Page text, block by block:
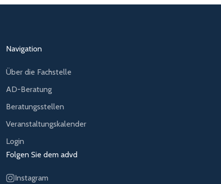
Navigation
Über die Fachstelle
AD-Beratung
Beratungsstellen
Veranstaltungskalender
Login
Folgen Sie dem advd
Instagram